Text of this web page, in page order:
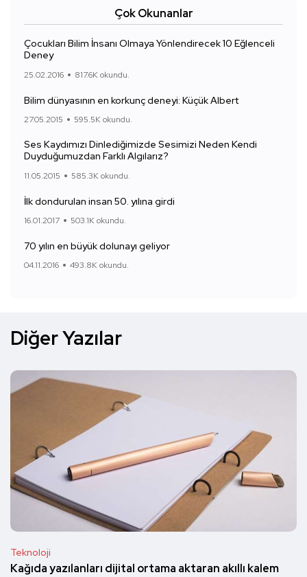
Çok Okunanlar
Çocukları Bilim İnsanı Olmaya Yönlendirecek 10 Eğlenceli
Deney
25.02.2016 817.6K okundu.
Bilim dünyasının en korkunç deneyi: Küçük Albert
27.05.2015 595.5K okundu.
Ses Kaydımızı Dinlediğimizde Sesimizi Neden Kendi
Duyduğumuzdan Farklı Algılarız?
11.05.2015 585.3K okundu.
İlk dondurulan insan 50. yılına girdi
16.01.2017 503.1K okundu.
70 yılın en büyük dolunayı geliyor
04.11.2016 493.8K okundu.
Diğer Yazılar
Teknoloji
Kağıda yazılanları dijital ortama aktaran akıllı kalem